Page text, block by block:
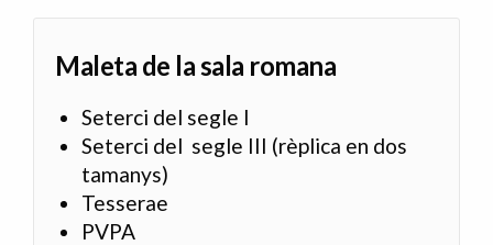
Maleta de la sala romana
Seterci del segle I
Seterci del segle III (rèplica en dos
tamanys)
Tesserae
PVPA